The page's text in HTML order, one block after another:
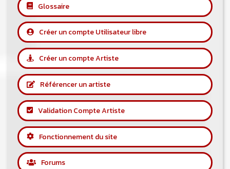
Glossaire
Créer un compte Utilisateur libre
Créer un compte Artiste
Référencer un artiste
Validation Compte Artiste
Fonctionnement du site
Forums